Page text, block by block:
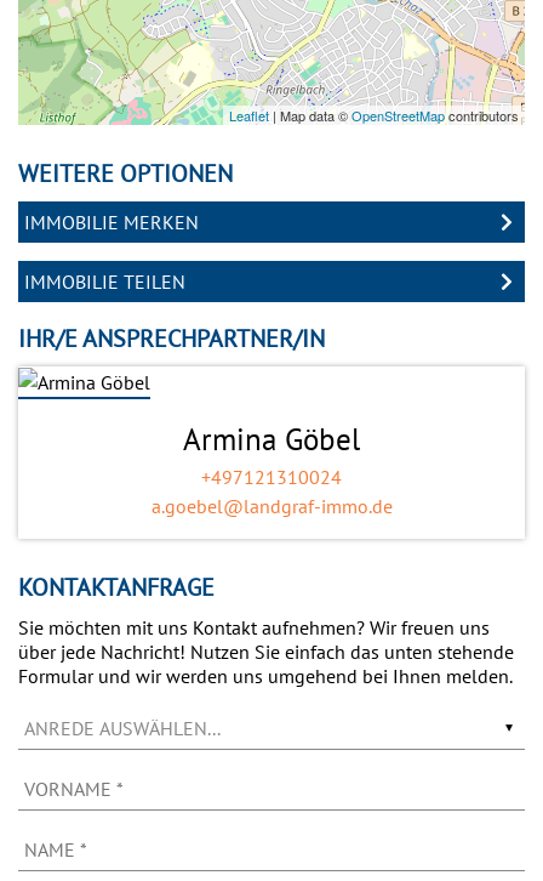
Leaflet | Map data ©OpenStreetMapcontributors
WEITERE OPTIONEN
IMMOBILIE MERKEN
IMMOBILIE TEILEN
IHR/E ANSPRECHPARTNER/IN
Armina Göbel
+497121310024
a.goebel@landgraf-immo.de
KONTAKTANFRAGE
Sie möchten mit uns Kontakt aufnehmen? Wir freuen uns
über jede Nachricht! Nutzen Sie einfach das unten stehende
Formular und wir werden uns umgehend bei Ihnen melden.